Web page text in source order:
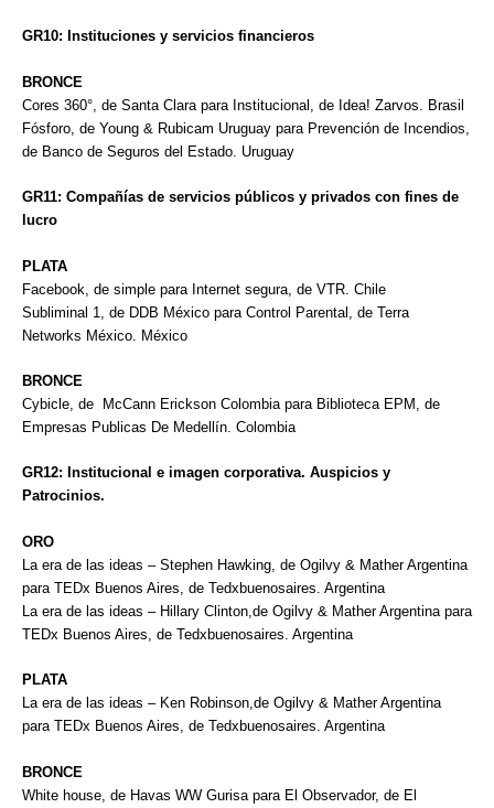
GR10: Instituciones y servicios financieros
BRONCE
Cores 360°, de Santa Clara para Institucional, de Idea! Zarvos. Brasil
Fósforo, de Young & Rubicam Uruguay para Prevención de Incendios,
de Banco de Seguros del Estado. Uruguay
GR11: Compañías de servicios públicos y privados con fines de
lucro
PLATA
Facebook, de simple para Internet segura, de VTR. Chile
Subliminal 1, de DDB México para Control Parental, de Terra
Networks México. México
BRONCE
Cybicle, de McCann Erickson Colombia para Biblioteca EPM, de
Empresas Publicas De Medellín. Colombia
GR12: Institucional e imagen corporativa. Auspicios y
Patrocinios.
ORO
La era de las ideas – Stephen Hawking, de Ogilvy & Mather Argentina
para TEDx Buenos Aires, de Tedxbuenosaires. Argentina
La era de las ideas – Hillary Clinton,de Ogilvy & Mather Argentina para
TEDx Buenos Aires, de Tedxbuenosaires. Argentina
PLATA
La era de las ideas – Ken Robinson,de Ogilvy & Mather Argentina
para TEDx Buenos Aires, de Tedxbuenosaires. Argentina
BRONCE
White house, de Havas WW Gurisa para El Observador, de El